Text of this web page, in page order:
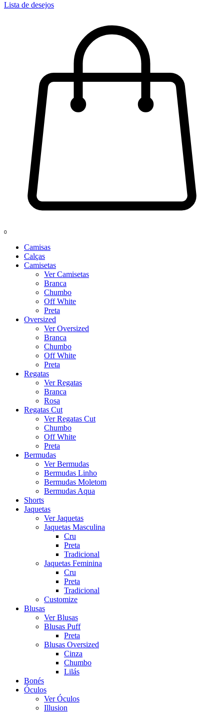
Lista de desejos
0
Camisas
Calças
Camisetas
Ver Camisetas
Branca
Chumbo
Off White
Preta
Oversized
Ver Oversized
Branca
Chumbo
Off White
Preta
Regatas
Ver Regatas
Branca
Rosa
Regatas Cut
Ver Regatas Cut
Chumbo
Off White
Preta
Bermudas
Ver Bermudas
Bermudas Linho
Bermudas Moletom
Bermudas Aqua
Shorts
Jaquetas
Ver Jaquetas
Jaquetas Masculina
Cru
Preta
Tradicional
Jaquetas Feminina
Cru
Preta
Tradicional
Customize
Blusas
Ver Blusas
Blusas Puff
Preta
Blusas Oversized
Cinza
Chumbo
Lilás
Bonés
Óculos
Ver Óculos
Illusion